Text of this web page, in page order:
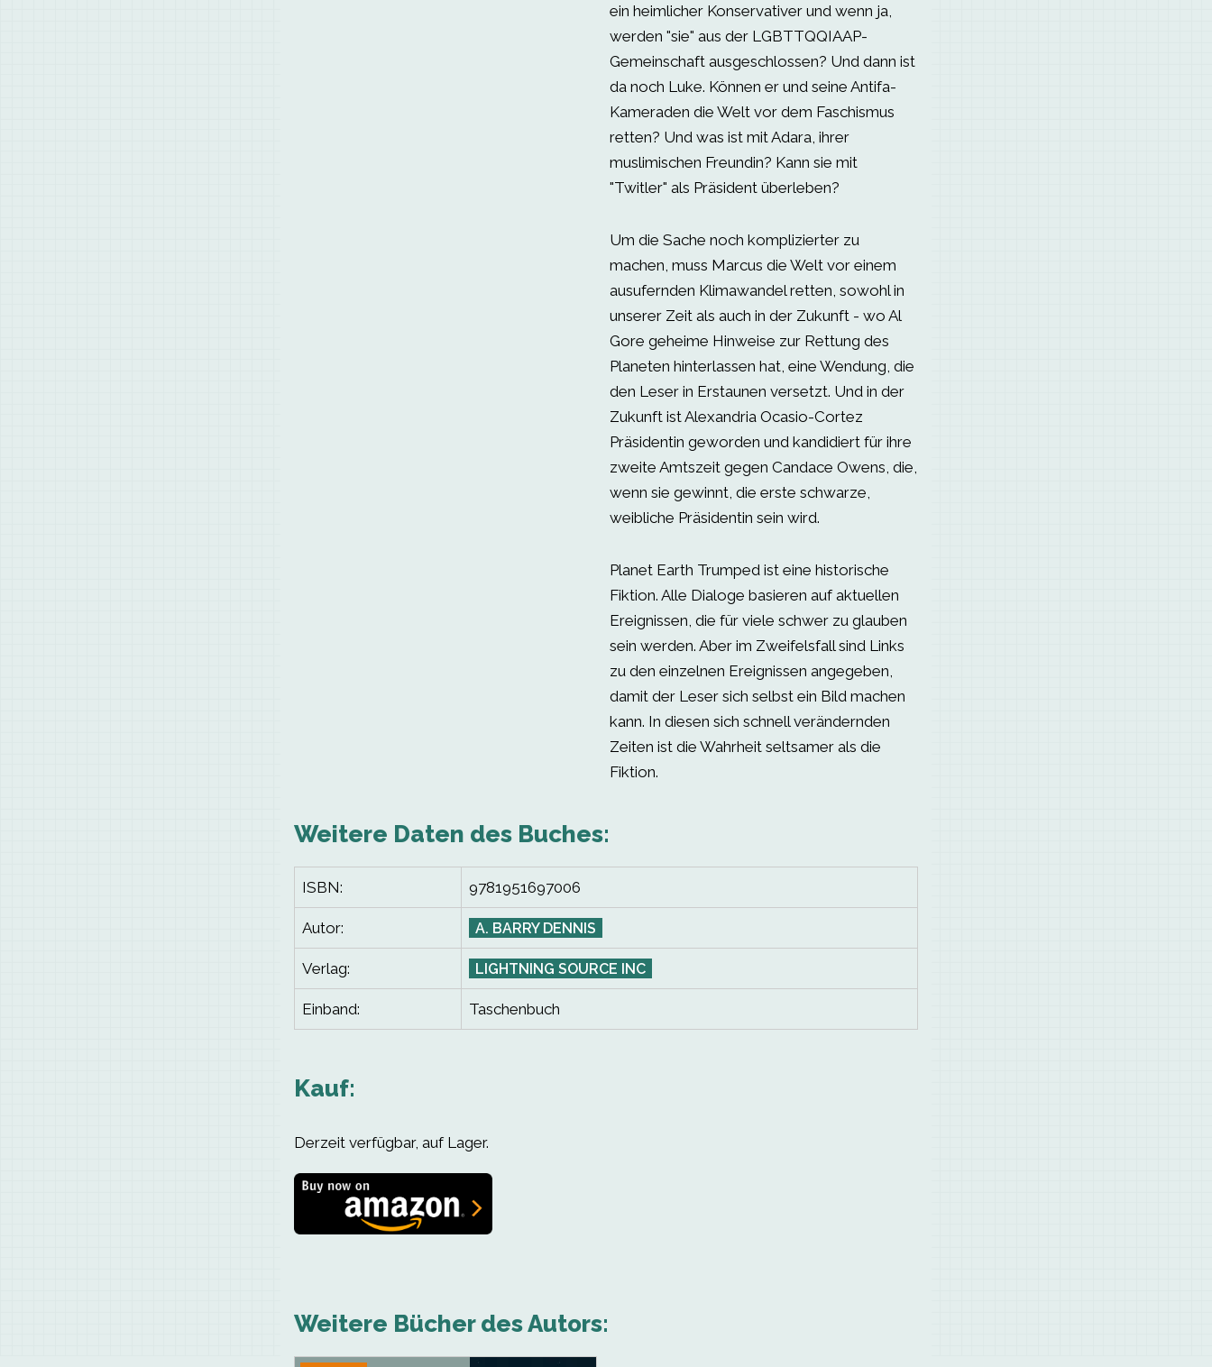
ein heimlicher Konservativer und wenn ja,
werden "sie" aus der LGBTTQQIAAP-
Gemeinschaft ausgeschlossen? Und dann ist
da noch Luke. Können er und seine Antifa-
Kameraden die Welt vor dem Faschismus
retten? Und was ist mit Adara, ihrer
muslimischen Freundin? Kann sie mit
"Twitler" als Präsident überleben?
Um die Sache noch komplizierter zu
machen, muss Marcus die Welt vor einem
ausufernden Klimawandel retten, sowohl in
unserer Zeit als auch in der Zukunft - wo Al
Gore geheime Hinweise zur Rettung des
Planeten hinterlassen hat, eine Wendung, die
den Leser in Erstaunen versetzt. Und in der
Zukunft ist Alexandria Ocasio-Cortez
Präsidentin geworden und kandidiert für ihre
zweite Amtszeit gegen Candace Owens, die,
wenn sie gewinnt, die erste schwarze,
weibliche Präsidentin sein wird.
Planet Earth Trumped ist eine historische
Fiktion. Alle Dialoge basieren auf aktuellen
Ereignissen, die für viele schwer zu glauben
sein werden. Aber im Zweifelsfall sind Links
zu den einzelnen Ereignissen angegeben,
damit der Leser sich selbst ein Bild machen
kann. In diesen sich schnell verändernden
Zeiten ist die Wahrheit seltsamer als die
Fiktion.
Weitere Daten des Buches:
ISBN: 9781951697006
Autor: A. BARRY DENNIS
Verlag: LIGHTNING SOURCE INC
Einband: Taschenbuch
Kauf:
Derzeit verfügbar, auf Lager.
Weitere Bücher des Autors: